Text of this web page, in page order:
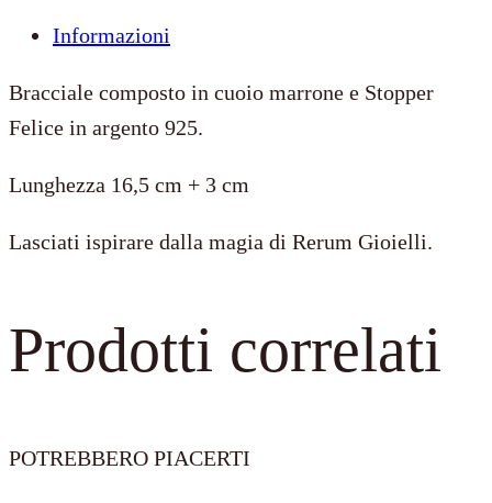
Cuoio
Marrone
+
Felice
Informazioni
Bracciale composto in cuoio marrone e Stopper
Felice in argento 925.
Lunghezza 16,5 cm + 3 cm
Lasciati ispirare dalla magia di Rerum Gioielli.
Prodotti correlati
POTREBBERO PIACERTI